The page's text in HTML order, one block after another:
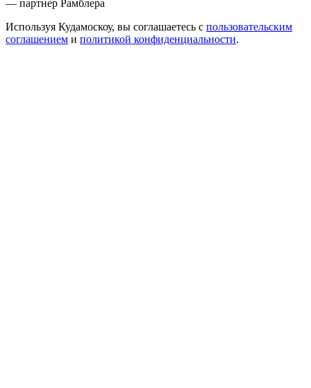
— партнер Рамблера
Используя Кудамоскоу, вы соглашаетесь с пользовательским
соглашением и политикой конфиденциальности.